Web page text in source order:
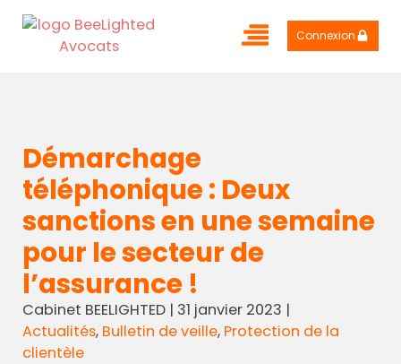
Connexion
Démarchage
téléphonique : Deux
sanctions en une semaine
pour le secteur de
l’assurance !
Cabinet BEELIGHTED| 31 janvier 2023 |
Actualités, Bulletin de veille, Protection de la
clientèle